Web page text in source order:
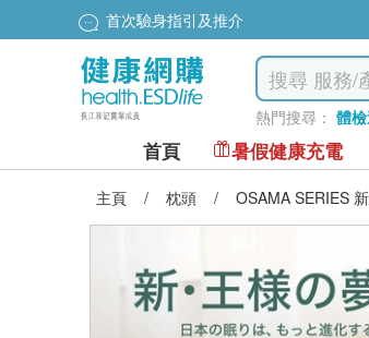
首次驗身指引及推介
熱門搜尋： 體
首頁 暑假健康充電
主頁 / 枕頭 / OSAMA SERIES